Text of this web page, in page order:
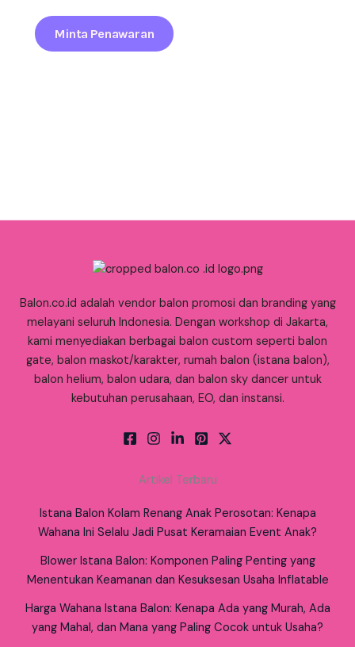
Minta Penawaran
Balon.co.id adalah vendor balon promosi dan branding yang
melayani seluruh Indonesia. Dengan workshop di Jakarta,
kami menyediakan berbagai balon custom seperti balon
gate, balon maskot/karakter, rumah balon (istana balon),
balon helium, balon udara, dan balon sky dancer untuk
kebutuhan perusahaan, EO, dan instansi.
Artikel Terbaru
Istana Balon Kolam Renang Anak Perosotan: Kenapa
Wahana Ini Selalu Jadi Pusat Keramaian Event Anak?
Blower Istana Balon: Komponen Paling Penting yang
Menentukan Keamanan dan Kesuksesan Usaha Inflatable
Harga Wahana Istana Balon: Kenapa Ada yang Murah, Ada
yang Mahal, dan Mana yang Paling Cocok untuk Usaha?